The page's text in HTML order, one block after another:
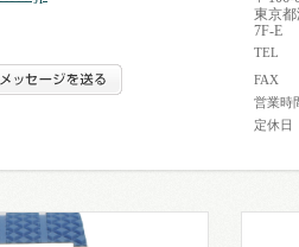
東京
7F-E
TEL
FAX
営業時
定休日